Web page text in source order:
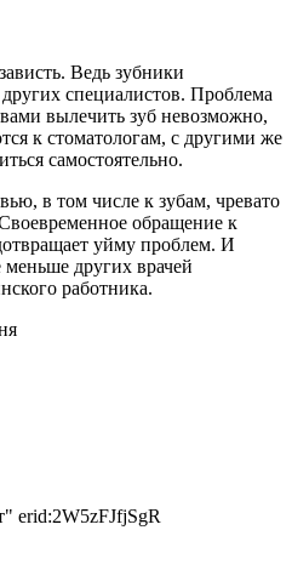
Ведь зубники
специалистов. Проблема
вылечить зуб невозможно,
к стоматологам, с другими же
самостоятельно.
в том числе к зубам, чревато
обращение к
уйму проблем. И
других врачей
работника.
erid:2W5zFJfjSgR